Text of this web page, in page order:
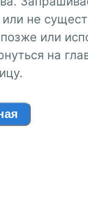
не
или
на